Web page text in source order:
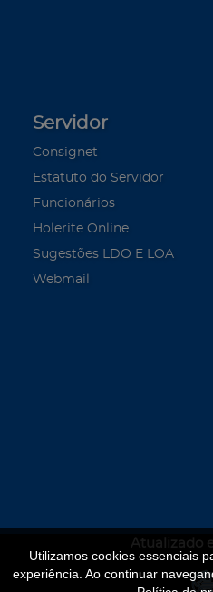
Utilizamos cookies essenciais
experiência. Ao continuar
Servidor
Consignet
Estatuto do Servidor
Funcionários
Holerite Online
Sugestões LDO E LOA
Webmail
Atualizado